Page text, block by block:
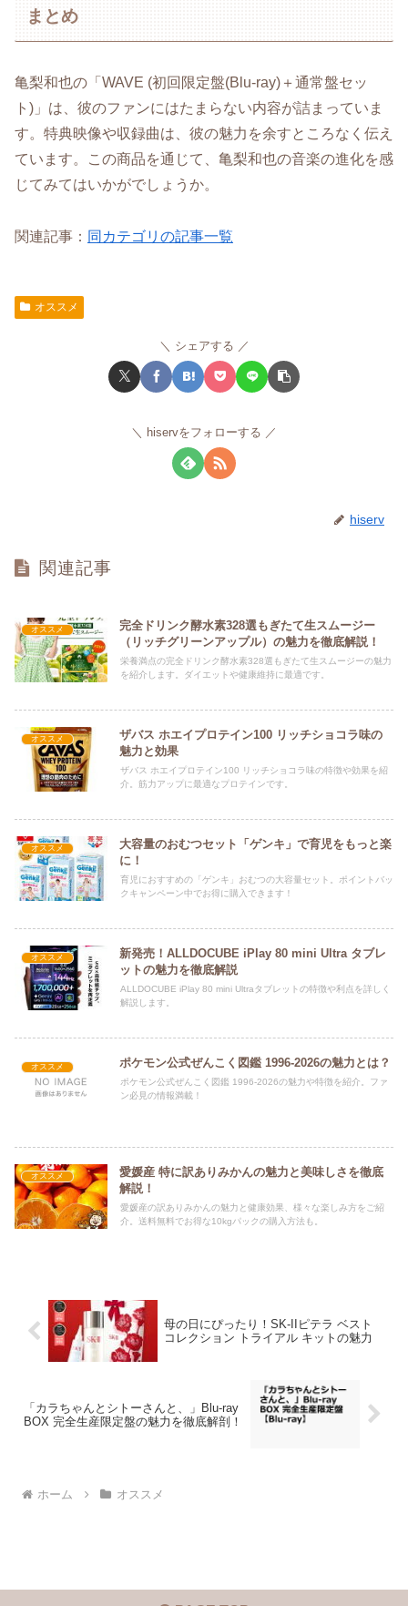
まとめ
亀梨和也の「WAVE (初回限定盤(Blu-ray)＋通常盤セッ
ト)」は、彼のファンにはたまらない内容が詰まっていま
す。特典映像や収録曲は、彼の魅力を余すところなく伝え
ています。この商品を通じて、亀梨和也の音楽の進化を感
じてみてはいかがでしょうか。
関連記事： 同カテゴリの記事一覧
オススメ
シェアする
hiservをフォローする
hiserv
関連記事
オススメ
完全ドリンク酵水素328選もぎたて生スムージー
（リッチグリーンアップル）の魅力を徹底解説！
栄養満点の完全ドリンク酵水素328選もぎたて生スムージーの魅力
を紹介します。ダイエットや健康維持に最適です。
オススメ
ザバス ホエイプロテイン100 リッチショコラ味の
魅力と効果
ザバス ホエイプロテイン100 リッチショコラ味の特徴や効果を紹
介。筋力アップに最適なプロテインです。
オススメ
大容量のおむつセット「ゲンキ」で育児をもっと楽
に！
育児におすすめの「ゲンキ」おむつの大容量セット。ポイントバッ
クキャンペーン中でお得に購入できます！
オススメ
新発売！ALLDOCUBE iPlay 80 mini Ultra タブレ
ットの魅力を徹底解説
ALLDOCUBE iPlay 80 mini Ultraタブレットの特徴や利点を詳しく
解説します。
オススメ ポケモン公式ぜんこく図鑑 1996-2026の魅力とは？
ポケモン公式ぜんこく図鑑 1996-2026の魅力や特徴を紹介。ファ
ン必見の情報満載！
オススメ
愛媛産 特に訳ありみかんの魅力と美味しさを徹底
解説！
愛媛産の訳ありみかんの魅力と健康効果、様々な楽しみ方をご紹
介。送料無料でお得な10kgパックの購入方法も。
母の日にぴったり！SK-IIピテラ ベスト
コレクション トライアル キットの魅力
「カラちゃんとシトーさんと、」Blu-ray
BOX 完全生産限定盤の魅力を徹底解剖！
ホーム オススメ